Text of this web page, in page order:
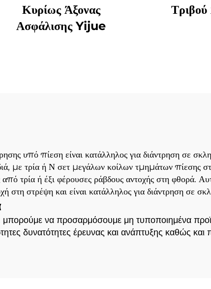
Κυρίως Άξονας
Ασφάλισης Yijue
Τριβού
υπό πίεση είναι κατάλληλος για διάντρηση σε
με τρία ή Ν σετ μεγάλων κοίλων τμημάτων πίεσης
τρία ή έξι φέρουσες ράβδους αντοχής στη φθορά.
στη στρέψη και είναι κατάλληλος για διάντρηση σε
μπορούμε να προσαρμόσουμε μη τυποποιημένα
δυνατότητες έρευνας και ανάπτυξης καθώς